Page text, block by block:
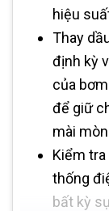
hiệu
Thay
định kỳ
của
để giữ
mài
Kiểm
thống
bất kỳ